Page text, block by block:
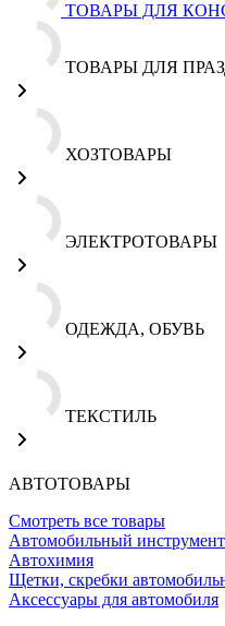
ТОВАРЫ ДЛЯ
ТОВАРЫ ДЛЯ
ХОЗТОВАРЫ
ЭЛЕКТРОТОВАРЫ
ОДЕЖДА, ОБУВЬ
ТЕКСТИЛЬ
АВТОТОВАРЫ
Смотреть все товары
Автомобильный инструмент
Автохимия
Щетки, скребки
Аксессуары для автомобиля